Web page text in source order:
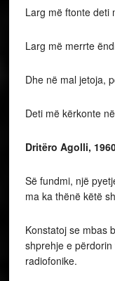
Larg më ftonte deti
Larg më merrte
Dhe në mal jetoja,
Deti më kërkonte
Dritëro Agolli,
Së fundmi, një
ma ka thënë këtë
Konstatoj se mbas
shprehje e
radiofonike.